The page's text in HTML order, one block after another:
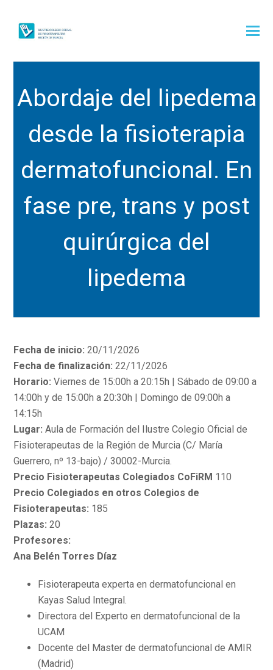
Abordaje del lipedema
desde la fisioterapia
dermatofuncional. En
fase pre, trans y post
quirúrgica del
lipedema
Fecha de inicio: 20/11/2026
Fecha de finalización: 22/11/2026
Horario: Viernes de 15:00h a 20:15h | Sábado de 09:00 a
14:00h y de 15:00h a 20:30h | Domingo de 09:00h a
14:15h
Lugar: Aula de Formación del Ilustre Colegio Oficial de
Fisioterapeutas de la Región de Murcia (C/ María
Guerrero, nº 13-bajo) / 30002-Murcia.
Precio Fisioterapeutas Colegiados CoFiRM 110
Precio Colegiados en otros Colegios de
Fisioterapeutas: 185
Plazas: 20
Profesores:
Ana Belén Torres Díaz
Fisioterapeuta experta en dermatofuncional en
Kayas Salud Integral.
Directora del Experto en dermatofuncional de la
UCAM
Docente del Master de dermatofuncional de AMIR
(Madrid)